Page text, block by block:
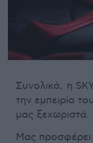
Συνολικά, η
την εμπειρία
μας ξεχωριστά.
Mας